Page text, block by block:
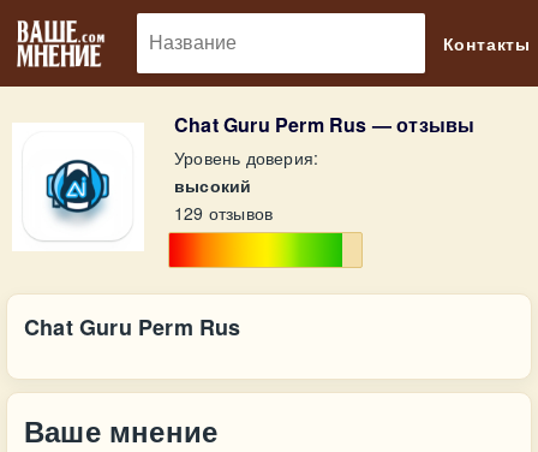
Контакты
Chat Guru Perm Rus — отзывы
Уровень доверия:
высокий
129 отзывов
Chat Guru Perm Rus
Ваше мнение